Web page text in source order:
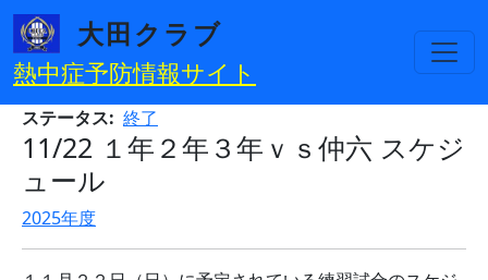
メインコンテンツに移動
大田クラブ
熱中症予防情報サイト
ステータス 終了
11/22 １年２年３年ｖｓ仲六 スケジ
ュール
2025年度